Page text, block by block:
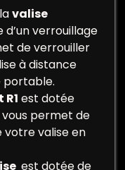
valise
verrouillage
de verrouiller
à distance
portable.
est dotée
vous permet de
votre valise en
est dotée de